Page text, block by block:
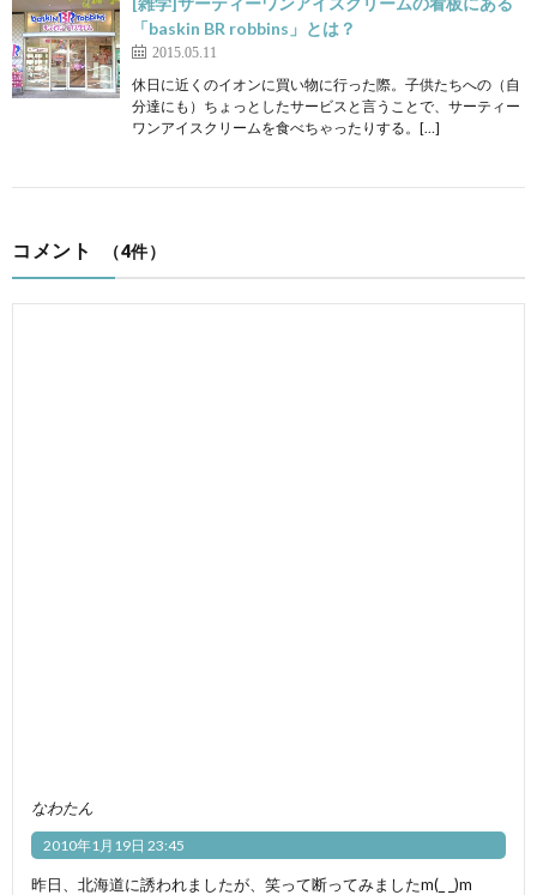
「baskin BR robbins」とは？
2015.05.11
休日に近くのイオンに買い物に行った際。子供たちへの（自
分達にも）ちょっとしたサービスと言うことで、サーティー
ワンアイスクリームを食べちゃったりする。[…]
コメント （4件）
なわたん
2010年1月19日 23:45
昨日、北海道に誘われましたが、笑って断ってみましたm(_ _)m